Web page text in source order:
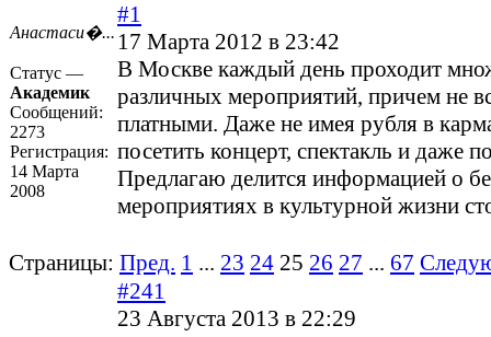
Анастаси�...
Статус —
Академик
Сообщений:
2273
Регистрация:
14 Марта
2008
#1
17 Марта 2012 в 23:42
В Москве каждый день проходит
различных мероприятий, причем не
платными. Даже не имея рубля в
посетить концерт, спектакль и даже
Предлагаю делится информацией о
мероприятиях в культурной жизни
Страницы: Пред. 1 ... 23 24 25 26 27 ... 67
#241
23 Августа 2013 в 22:29